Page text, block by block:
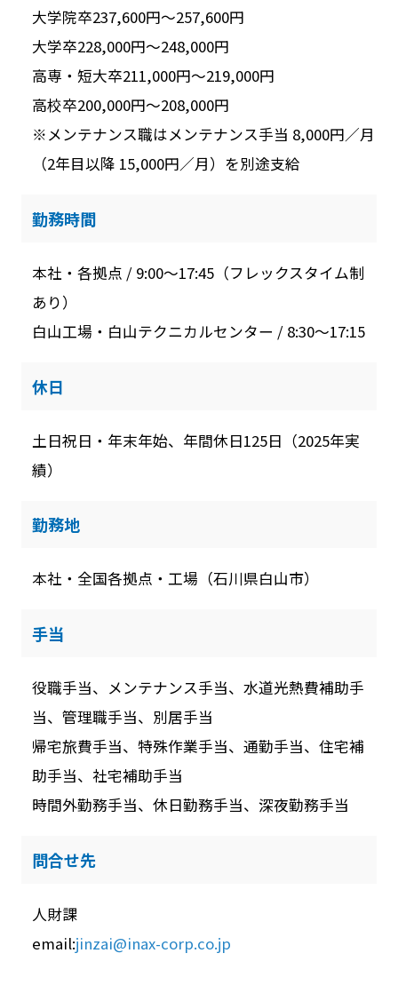
大学院卒237,600円～257,600円
大学卒228,000円～248,000円
高専・短大卒211,000円～219,000円
高校卒200,000円～208,000円
※メンテナンス職はメンテナンス手当 8,000円／月
（2年目以降 15,000円／月）を別途支給
勤務時間
本社・各拠点 / 9:00～17:45（フレックスタイム制
あり）
白山工場・白山テクニカルセンター / 8:30～17:15
休日
土日祝日・年末年始、年間休日125日（2025年実
績）
勤務地
本社・全国各拠点・工場（石川県白山市）
手当
役職手当、メンテナンス手当、水道光熱費補助手
当、管理職手当、別居手当
帰宅旅費手当、特殊作業手当、通勤手当、住宅補
助手当、社宅補助手当
時間外勤務手当、休日勤務手当、深夜勤務手当
問合せ先
人財課
email:jinzai@inax-corp.co.jp